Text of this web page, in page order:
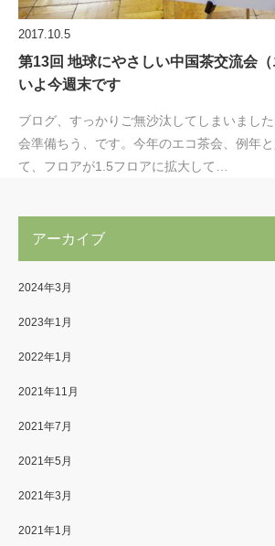
2017.10.5
第13回 地球にやさしい中国茶交流会
いよ今週末です
ブログ、すっかりご無沙汰してしまいまし
会準備ちう、です。今年のエコ茶会、例年
て、フロアが1.5フロアに拡大して…
アーカイブ
2024年3月
2023年1月
2022年1月
2021年11月
2021年7月
2021年5月
2021年3月
2021年1月